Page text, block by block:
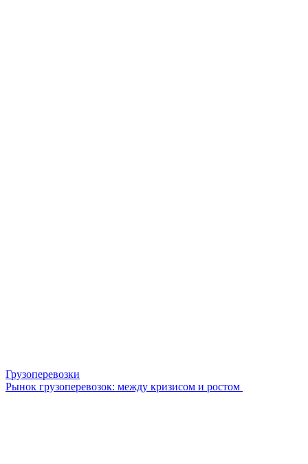
Грузоперевозки
Рынок грузоперевозок: между кризисом и ростом